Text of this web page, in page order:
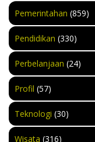
Pemerintahan (859)
Pendidikan (330)
Perbelanjaan (24)
Profil (57)
Teknologi (30)
Wisata (316)